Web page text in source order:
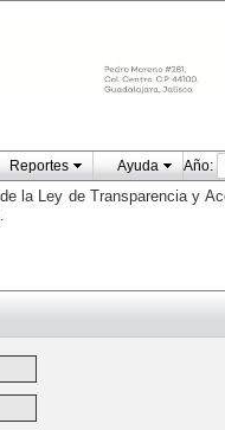
Reportes Ayuda Año:
la Ley de Transparencia y